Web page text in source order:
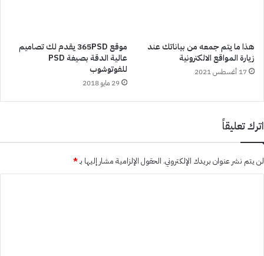
هذا ما يتم جمعه من بياناتك عند
زيارة المواقع الالكترونية
17 أغسطس 2021
موقع 365PSD يقدم لك تصاميم
عالية الدقة بصيغة PSD
للفوتوشوب
29 مايو 2018
اترك تعليقاً
لن يتم نشر عنوان بريدك الإلكتروني. الحقول الإلزامية مشار إليها بـ*